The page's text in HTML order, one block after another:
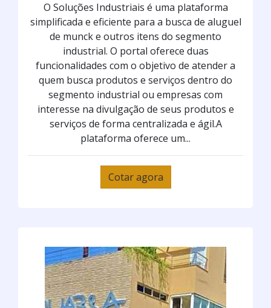
O Soluções Industriais é uma plataforma
simplificada e eficiente para a busca de aluguel
de munck e outros itens do segmento
industrial. O portal oferece duas
funcionalidades com o objetivo de atender a
quem busca produtos e serviços dentro do
segmento industrial ou empresas com
interesse na divulgação de seus produtos e
serviços de forma centralizada e ágil.A
plataforma oferece um...
Cotar agora